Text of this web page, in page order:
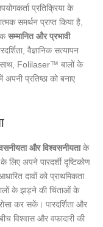
प्रतिक्रिया के
समर्थन प्राप्त किया है,
सम्मानित और प्रभावी
वैज्ञानिक सत्यापन
साथ, Folilaser™ बालों के
प्रतिष्ठा को बनाए
और विश्वसनीयताके
लिए अपने पारदर्शी दृष्टिकोण
दावों को प्राथमिकता
के झड़ने की चिंताओं के
कर सकें। पारदर्शिता और
विश्वास और वफादारी की